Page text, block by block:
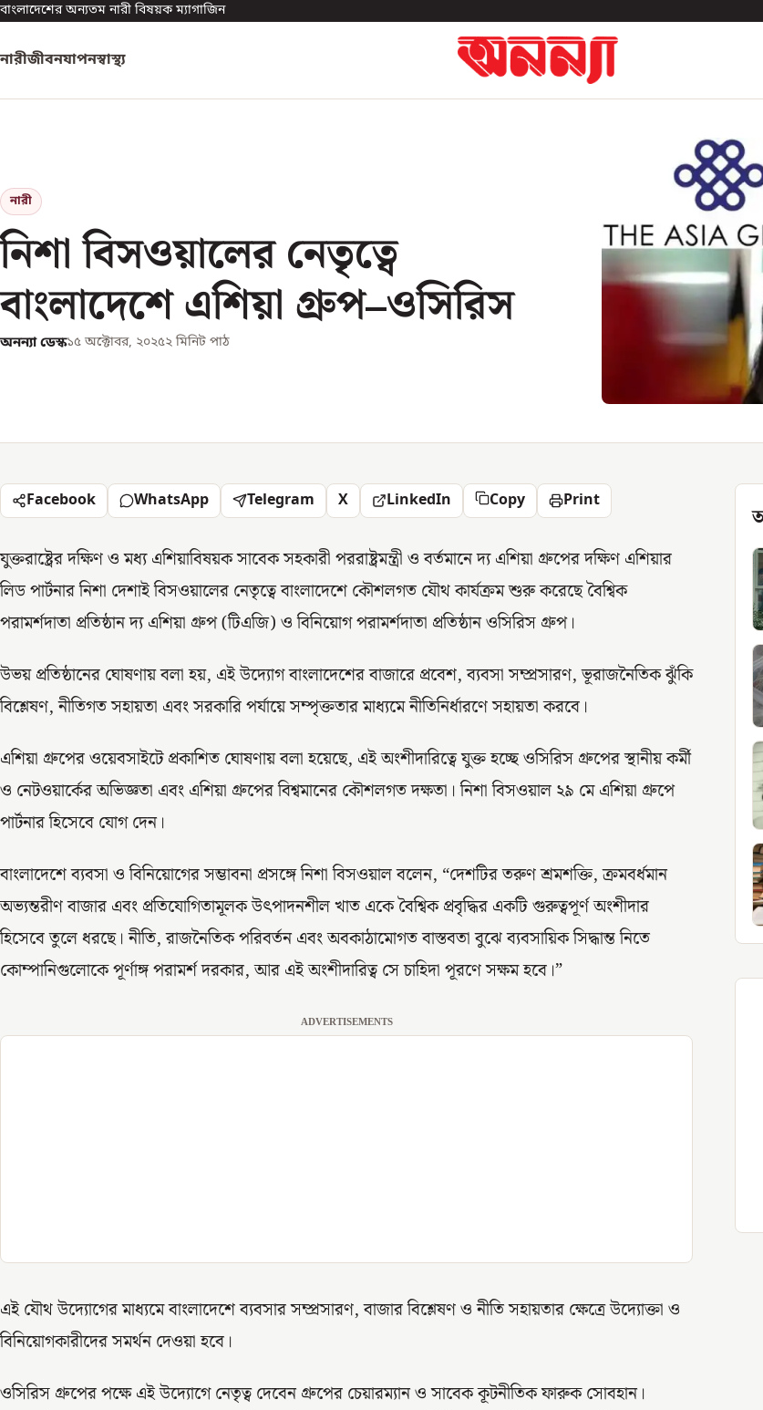
বাংলাদেশের অন্যতম নারী বিষয়ক ম্যাগাজিন
নারীজীবনযাপনস্বাস্থ্য
নারী
নিশা বিসওয়ালের নেতৃত্বে
বাংলাদেশে এশিয়া গ্রুপ–ওসিরিস
অনন্যা ডেস্ক১৫ অক্টোবর, ২০২৫২ মিনিট পাঠ
Facebook WhatsApp Telegram X LinkedIn Copy Print
যুক্তরাষ্ট্রের দক্ষিণ ও মধ্য এশিয়াবিষয়ক সাবেক সহকারী পররাষ্ট্রমন্ত্রী ও বর্তমানে দ্য এশিয়া গ্রুপের দক্ষিণ এশিয়ার
লিড পার্টনার নিশা দেশাই বিসওয়ালের নেতৃত্বে বাংলাদেশে কৌশলগত যৌথ কার্যক্রম শুরু করেছে বৈশ্বিক
পরামর্শদাতা প্রতিষ্ঠান দ্য এশিয়া গ্রুপ (টিএজি) ও বিনিয়োগ পরামর্শদাতা প্রতিষ্ঠান ওসিরিস গ্রুপ।
উভয় প্রতিষ্ঠানের ঘোষণায় বলা হয়, এই উদ্যোগ বাংলাদেশের বাজারে প্রবেশ, ব্যবসা সম্প্রসারণ, ভূরাজনৈতিক ঝুঁকি
বিশ্লেষণ, নীতিগত সহায়তা এবং সরকারি পর্যায়ে সম্পৃক্ততার মাধ্যমে নীতিনির্ধারণে সহায়তা করবে।
এশিয়া গ্রুপের ওয়েবসাইটে প্রকাশিত ঘোষণায় বলা হয়েছে, এই অংশীদারিত্বে যুক্ত হচ্ছে ওসিরিস গ্রুপের স্থানীয় কর্মী
ও নেটওয়ার্কের অভিজ্ঞতা এবং এশিয়া গ্রুপের বিশ্বমানের কৌশলগত দক্ষতা। নিশা বিসওয়াল ২৯ মে এশিয়া গ্রুপে
পার্টনার হিসেবে যোগ দেন।
বাংলাদেশে ব্যবসা ও বিনিয়োগের সম্ভাবনা প্রসঙ্গে নিশা বিসওয়াল বলেন, “দেশটির তরুণ শ্রমশক্তি, ক্রমবর্ধমান
অভ্যন্তরীণ বাজার এবং প্রতিযোগিতামূলক উৎপাদনশীল খাত একে বৈশ্বিক প্রবৃদ্ধির একটি গুরুত্বপূর্ণ অংশীদার
হিসেবে তুলে ধরছে। নীতি, রাজনৈতিক পরিবর্তন এবং অবকাঠামোগত বাস্তবতা বুঝে ব্যবসায়িক সিদ্ধান্ত নিতে
কোম্পানিগুলোকে পূর্ণাঙ্গ পরামর্শ দরকার, আর এই অংশীদারিত্ব সে চাহিদা পূরণে সক্ষম হবে।”
ADVERTISEMENTS
এই যৌথ উদ্যোগের মাধ্যমে বাংলাদেশে ব্যবসার সম্প্রসারণ, বাজার বিশ্লেষণ ও নীতি সহায়তার ক্ষেত্রে উদ্যোক্তা ও
বিনিয়োগকারীদের সমর্থন দেওয়া হবে।
ওসিরিস গ্রুপের পক্ষে এই উদ্যোগে নেতৃত্ব দেবেন গ্রুপের চেয়ারম্যান ও সাবেক কূটনীতিক ফারুক সোবহান।